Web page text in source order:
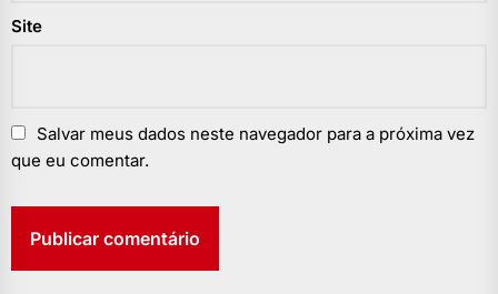
Site
Salvar meus dados neste navegador para a próxima vez
que eu comentar.